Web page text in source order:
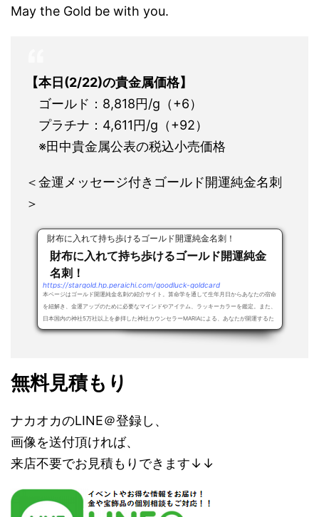
May the Gold be with you.
【本日(2/22)の貴金属価格】
ゴールド：8,818円/g（+6）
プラチナ：4,611円/g（+92）
※田中貴金属公表の税込小売価格
＜金運メッセージ付きゴールド開運純金名刺
＞
財布に入れて持ち歩けるゴールド開運純金名刺！
財布に入れて持ち歩けるゴールド開運純金
名刺！
https://stargold.hp.peraichi.com/goodluck-goldcard
本ページはゴールド開運純金名刺の紹介サイト。算命学を通して生年月日からあなたの宿命
を紐解き、金運アップのために必要なマインドやアイテム、ラッキーカラーを鑑定。また、
日本国内の神社5万社以上を参拝した神社カウンセラーMARIAによる、あなたが開運するた
め...
無料見積もり
ナカオカのLINE＠登録し、
画像を送付頂ければ、
来店不要でお見積もりできます↓↓